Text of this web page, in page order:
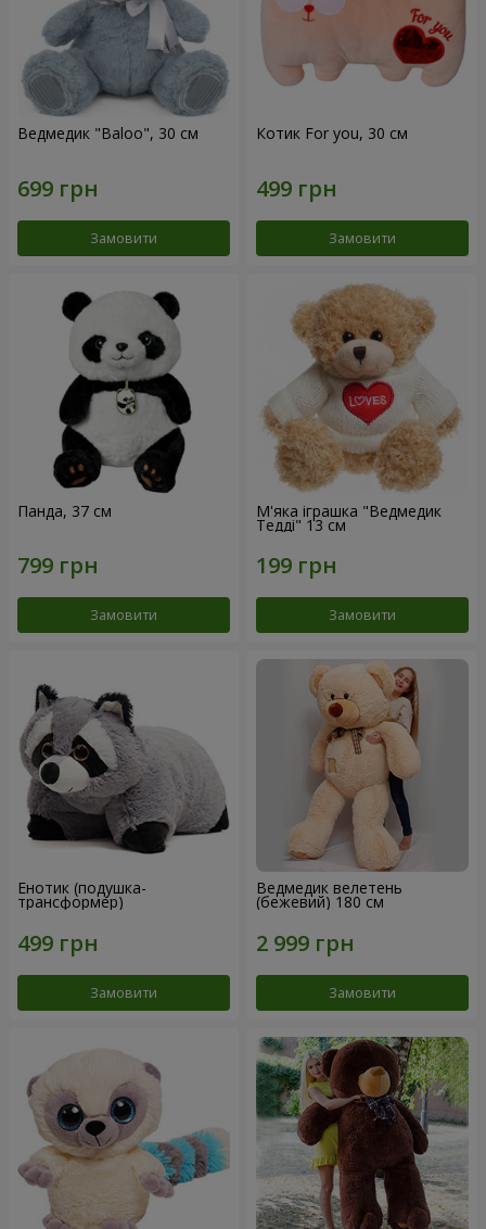
Ведмедик "Baloo", 30 см
Замовити
Котик For you, 30 см
Замовити
Панда, 37 см
Замовити
М'яка іграшка "Ведмедик
Тедді" 13 см
Замовити
Енотик (подушка-
трансформер)
Замовити
Ведмедик велетень
(бежевий) 180 см
Замовити